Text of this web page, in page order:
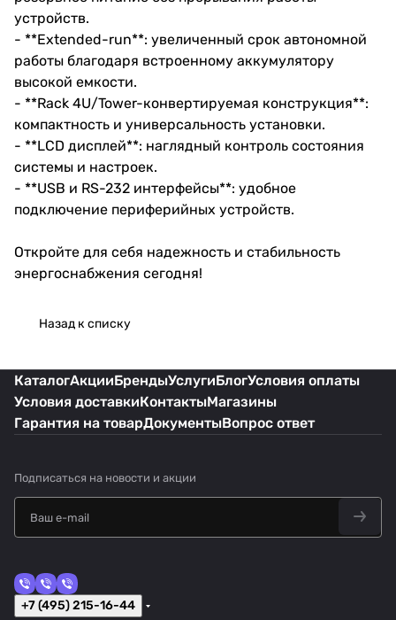
устройств.
- **Extended-run**: увеличенный срок автономной
работы благодаря встроенному аккумулятору
высокой емкости.
- **Rack 4U/Tower-конвертируемая конструкция**:
компактность и универсальность установки.
- **LCD дисплей**: наглядный контроль состояния
системы и настроек.
- **USB и RS-232 интерфейсы**: удобное
подключение периферийных устройств.
Откройте для себя надежность и стабильность
энергоснабжения сегодня!
Назад к списку
КаталогАкцииБрендыУслугиБлогУсловия оплаты
Условия доставкиКонтактыМагазины
Гарантия на товарДокументыВопрос ответ
Подписаться на новости и акции
+7 (495) 215-16-44